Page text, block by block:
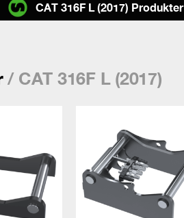
/ CAT 316F L (2017)
CAT 316F L (2017) Produkter